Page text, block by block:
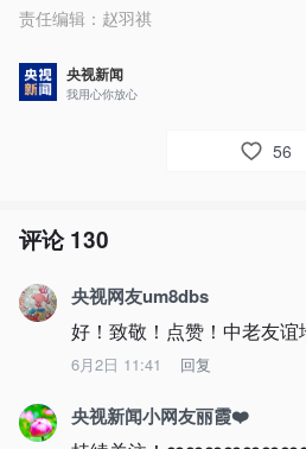
责任编辑： 赵羽祺
央视新闻
我用心你放心
56
评论130
央视网友um8dbs
好！致敬！点赞！中老友谊
6月2日 11:41 回复
央视新闻小网友丽霞❤️